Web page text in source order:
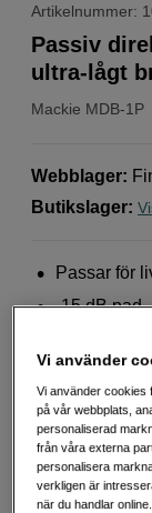
Artikelnummer:
Mackie MDB-1P
Passiv
ultra-lågt
Webblager:
Butikslager:
Passar för
-15 dB pad
Mer
790
Antal
Vi använder
Vi använder cookies
på vår webbplats,
personaliserad
från våra externa
personalisera
verkligen är
när du handlar